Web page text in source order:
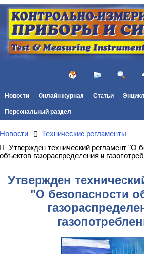
Новости Онлайн журнал Статьи
Персональный раздел
Новости
Технические регламенты
Утвержден технический регламент "О
объектов газораспределения и
Утвержден
"О безопасности